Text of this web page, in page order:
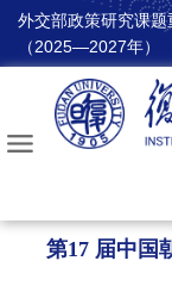
外交部政策研究课题
（2025—2027年）
第17 届中国